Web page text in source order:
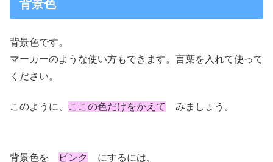
背景色
背景色です。
マーカーのような使い方もできます。言葉を入れて使って
ください。
このように、 ここの色だけをかえて みましょう。
背景色を ピンク にするには、